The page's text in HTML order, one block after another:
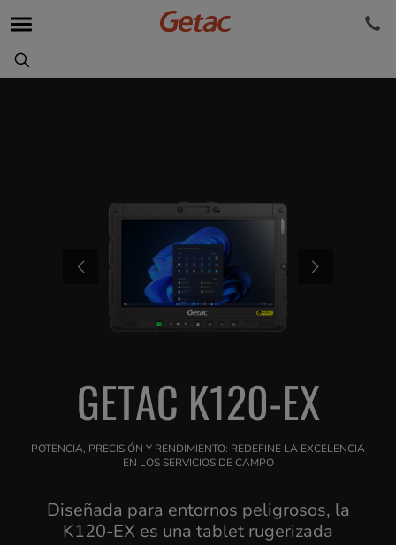
GETAC K120-EX
POTENCIA, PRECISIÓN Y RENDIMIENTO: REDEFINE LA EXCELENCIA
EN LOS SERVICIOS DE CAMPO
Diseñada para entornos peligrosos, la
K120-EX es una tablet rugerizada